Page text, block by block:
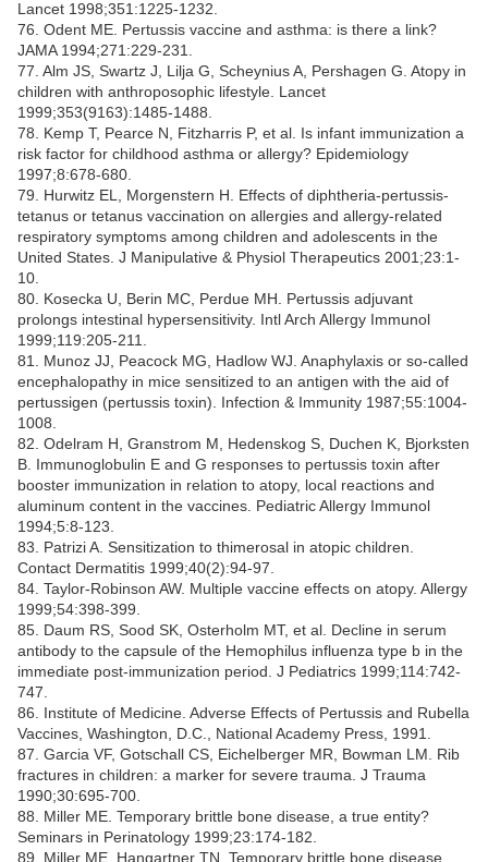
Lancet 1998;351:1225-1232.
76. Odent ME. Pertussis vaccine and asthma: is there a link?
JAMA 1994;271:229-231.
77. Alm JS, Swartz J, Lilja G, Scheynius A, Pershagen G. Atopy in
children with anthroposophic lifestyle. Lancet
1999;353(9163):1485-1488.
78. Kemp T, Pearce N, Fitzharris P, et al. Is infant immunization a
risk factor for childhood asthma or allergy? Epidemiology
1997;8:678-680.
79. Hurwitz EL, Morgenstern H. Effects of diphtheria-pertussis-
tetanus or tetanus vaccination on allergies and allergy-related
respiratory symptoms among children and adolescents in the
United States. J Manipulative & Physiol Therapeutics 2001;23:1-
10.
80. Kosecka U, Berin MC, Perdue MH. Pertussis adjuvant
prolongs intestinal hypersensitivity. Intl Arch Allergy Immunol
1999;119:205-211.
81. Munoz JJ, Peacock MG, Hadlow WJ. Anaphylaxis or so-called
encephalopathy in mice sensitized to an antigen with the aid of
pertussigen (pertussis toxin). Infection & Immunity 1987;55:1004-
1008.
82. Odelram H, Granstrom M, Hedenskog S, Duchen K, Bjorksten
B. Immunoglobulin E and G responses to pertussis toxin after
booster immunization in relation to atopy, local reactions and
aluminum content in the vaccines. Pediatric Allergy Immunol
1994;5:8-123.
83. Patrizi A. Sensitization to thimerosal in atopic children.
Contact Dermatitis 1999;40(2):94-97.
84. Taylor-Robinson AW. Multiple vaccine effects on atopy. Allergy
1999;54:398-399.
85. Daum RS, Sood SK, Osterholm MT, et al. Decline in serum
antibody to the capsule of the Hemophilus influenza type b in the
immediate post-immunization period. J Pediatrics 1999;114:742-
747.
86. Institute of Medicine. Adverse Effects of Pertussis and Rubella
Vaccines, Washington, D.C., National Academy Press, 1991.
87. Garcia VF, Gotschall CS, Eichelberger MR, Bowman LM. Rib
fractures in children: a marker for severe trauma. J Trauma
1990;30:695-700.
88. Miller ME. Temporary brittle bone disease, a true entity?
Seminars in Perinatology 1999;23:174-182.
89. Miller ME, Hangartner TN. Temporary brittle bone disease